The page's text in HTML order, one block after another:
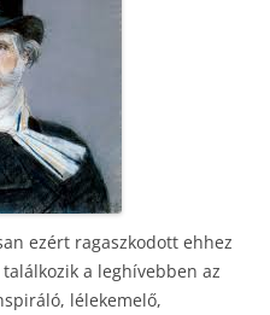
ezért ragaszkodott ehhez
találkozik a leghívebben az
lélekemelő,